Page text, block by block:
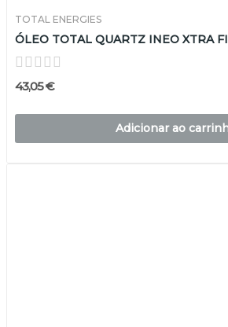
TOTAL ENERGIES
ÓLEO TOTAL QUARTZ INEO XTRA
43,05 €
Adicionar ao